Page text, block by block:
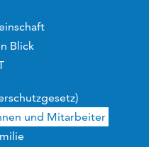
Blick
und Mitarbeiter